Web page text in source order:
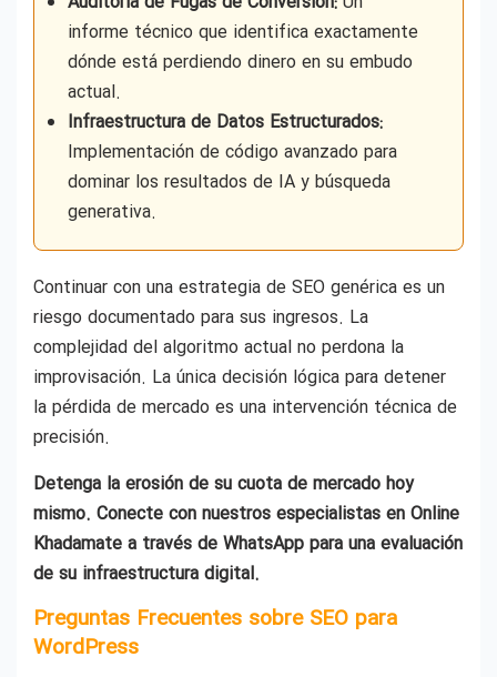
informe técnico que identifica exactamente
dónde está perdiendo dinero en su embudo
actual.
Infraestructura de Datos Estructurados:
Implementación de código avanzado para
dominar los resultados de IA y búsqueda
generativa.
Continuar con una estrategia de SEO genérica es un
riesgo documentado para sus ingresos. La
complejidad del algoritmo actual no perdona la
improvisación. La única decisión lógica para detener
la pérdida de mercado es una intervención técnica de
precisión.
Detenga la erosión de su cuota de mercado hoy
mismo. Conecte con nuestros especialistas en Online
Khadamate a través de WhatsApp para una evaluación
de su infraestructura digital.
Preguntas Frecuentes sobre SEO para
WordPress